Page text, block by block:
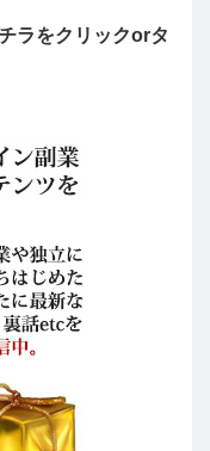
ラをクリックorタ